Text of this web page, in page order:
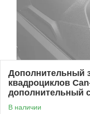
Дополнительный
квадроциклов
дополнительный
В наличии